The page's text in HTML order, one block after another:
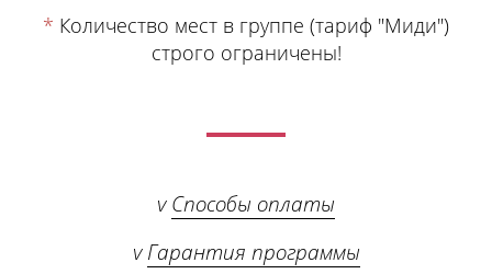
* Количество мест в группе (тариф "Миди")
строго ограничены!
vСпособы оплаты
vГарантия программы